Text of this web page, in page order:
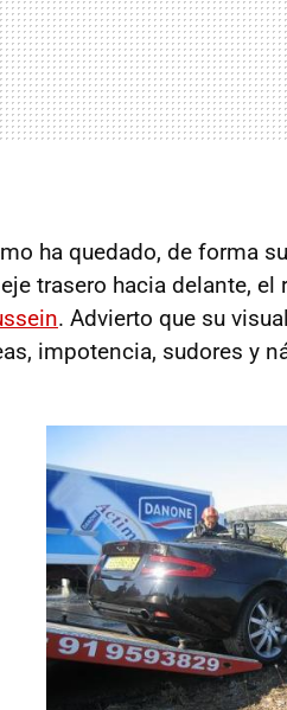
ha quedado, de forma
trasero hacia delante,
. Advierto que su
impotencia, sudores y